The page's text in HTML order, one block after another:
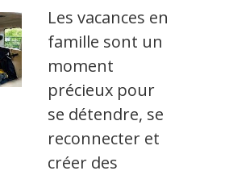
Les vacances en
famille sont un
moment
précieux pour
se détendre, se
reconnecter et
créer des